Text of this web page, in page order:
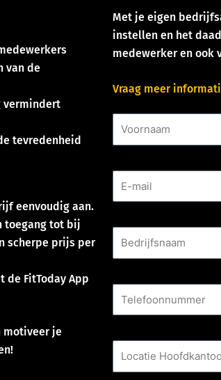
van de
vermindert
tevredenheid
eenvoudig aan.
toegang tot bij
scherpe prijs per
de FitToday App
motiveer je
Met je eigen
instellen en het
medewerker en ook
Vraag meer